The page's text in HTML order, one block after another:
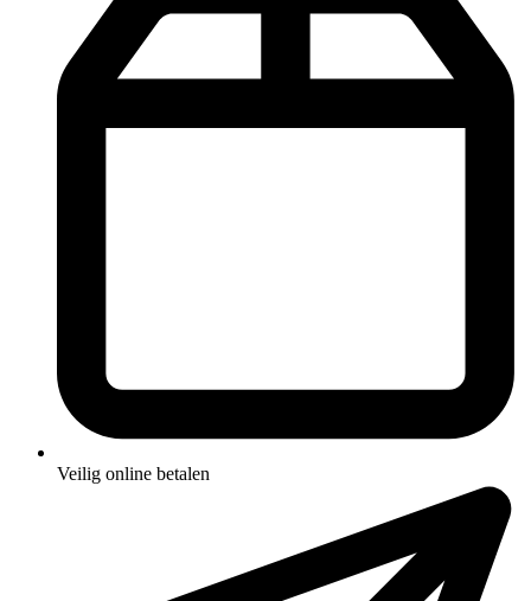
Veilig online betalen